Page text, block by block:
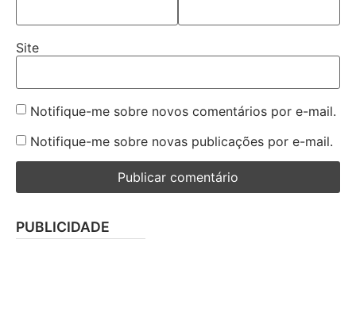
Site
Notifique-me sobre novos comentários por e-mail.
Notifique-me sobre novas publicações por e-mail.
PUBLICIDADE